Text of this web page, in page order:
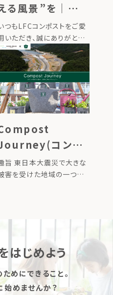
る風景”を｜新
品『LFC菜園サイ
』を発売しました
つもLFCコンポストをご愛
いただき、誠にありがとう
ざいます。 このたびローカ
フードサイクリングは、レイ
ドベッドやプランターに挿
て使う新商品『LFC菜園サ
ン』を発売しました。畑に立
るだけで、その場所で育ま
コンポ
トジャーニー)〜
なたの堆肥で東
旨 東日本大震災で大きな
害を受けた地域の一つが
として中学校跡地がファーム
MORIUMIUSとローカルフー
サイクリング […]
はじめよう
めにできること。
始めませんか？